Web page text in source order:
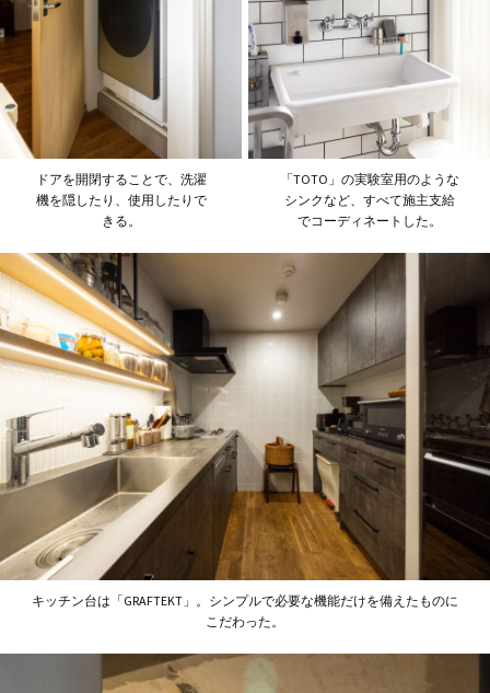
ドアを開閉することで、洗濯
機を隠したり、使用したりで
きる。
「TOTO」の実験室用のような
シンクなど、すべて施主支給
でコーディネートした。
キッチン台は「GRAFTEKT」。シンプルで必要な機能だけを備えたものに
こだわった。